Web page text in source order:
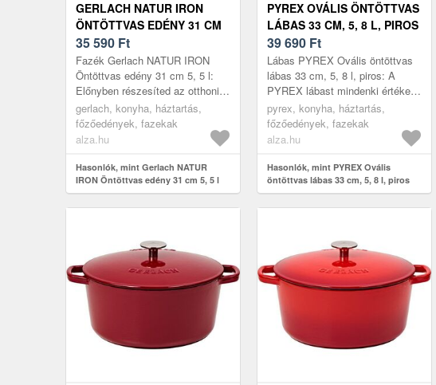
GERLACH NATUR IRON
ÖNTÖTTVAS EDÉNY 31 CM
5, 5 L
35 590 Ft
Fazék Gerlach NATUR IRON
Öntöttvas edény 31 cm 5, 5 l:
Előnyben részesíted az otthoni
főzést? Akkor ez a GERLACH
edény biztosan jól fog jönni. A
pr...
gerlach, konyha, háztartás,
főzőedények, fazekak
alza.hu
Hasonlók, mint Gerlach NATUR
IRON Öntöttvas edény 31 cm 5, 5 l
PYREX OVÁLIS ÖNTÖTTVAS
LÁBAS 33 CM, 5, 8 L, PIROS
39 690 Ft
Lábas PYREX Ovális öntöttvas
lábas 33 cm, 5, 8 l, piros: A
PYREX lábast mindenki értékelni
fogja, aki szeret egészségesen
és környezettudatosan főz...
pyrex, konyha, háztartás,
főzőedények, fazekak
alza.hu
Hasonlók, mint PYREX Ovális
öntöttvas lábas 33 cm, 5, 8 l, piros